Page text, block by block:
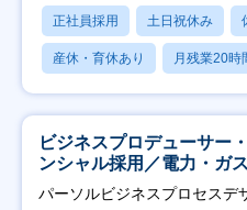
正社員採用 土日祝休み
産休・育休あり 月残業20時
ビジネスプロデューサー
ンシャル採用／電力・ガ
ト推進】
パーソルビジネスプロセスデ